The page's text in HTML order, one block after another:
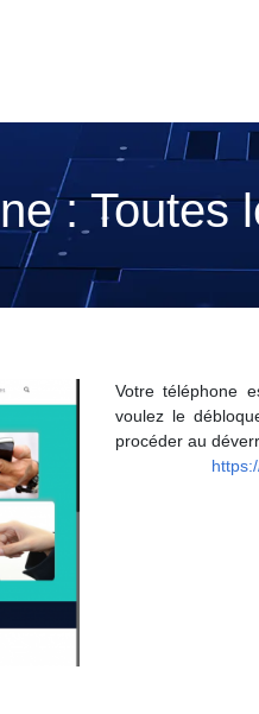
: Toutes
Votre téléphone
voulez le
procéder au